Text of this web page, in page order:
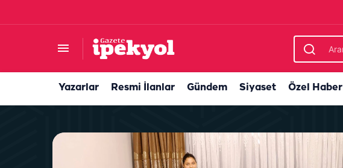
Yazarlar Resmi İlanlar Gündem Siyaset Özel Haber